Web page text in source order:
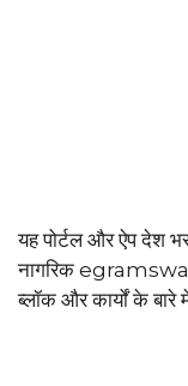
यह पोर्टल और ऐप देश
नागरिक
ब्लॉक और कार्यों के